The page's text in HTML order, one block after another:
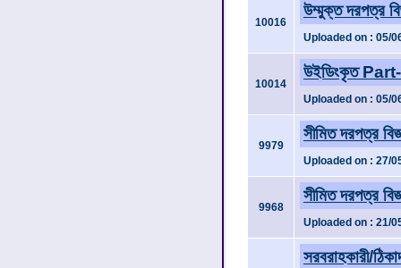
10016
উম্মুক্ত দরপত্র
Uploaded on : 05/
10014
উইডিংকৃত Part-2
Uploaded on : 05/
9979
সীমিত দরপত্র
Uploaded on : 27/
9968
সীমিত দরপত্র
Uploaded on : 21/
সরবরাহকারী/